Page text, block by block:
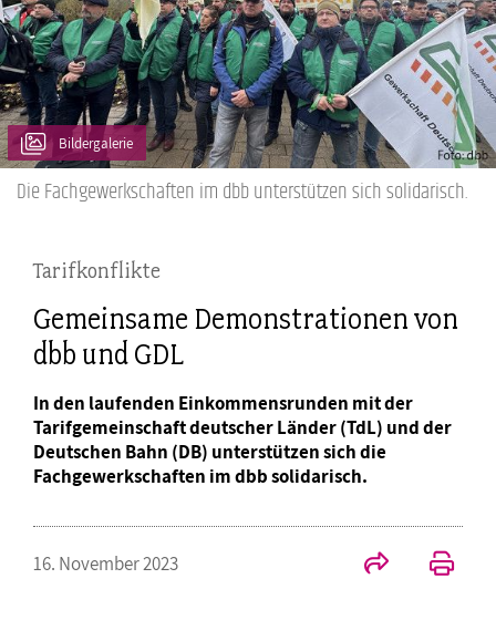
Bildergalerie
Die Fachgewerkschaften im dbb unterstützen sich solidarisch.
Tarifkonflikte
Gemeinsame Demonstrationen von
dbb und GDL
In den laufenden Einkommensrunden mit der
Tarifgemeinschaft deutscher Länder (TdL) und der
Deutschen Bahn (DB) unterstützen sich die
Fachgewerkschaften im dbb solidarisch.
16. November 2023